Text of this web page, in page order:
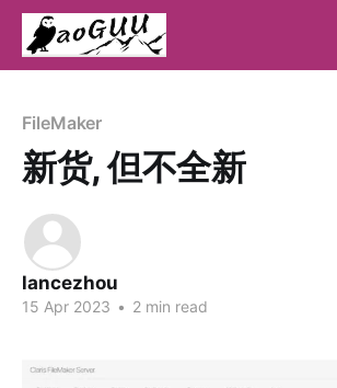
FileMaker
新货, 但不全新
lancezhou
15 Apr 2023 • 2 min read